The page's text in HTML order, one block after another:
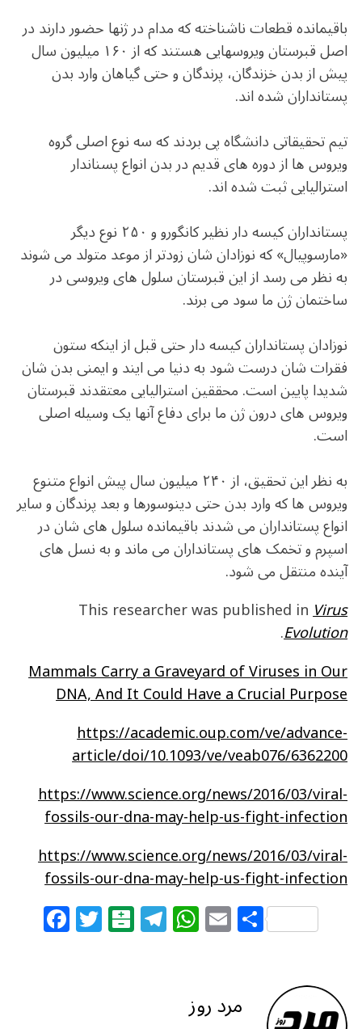
باقیمانده قطعات ناشناخته که مدام در ژنها حضور دارند در
اصل قبرستان ویروسهایی هستند که از ۱۶۰ میلیون سال
پیش از بدن خزندگان، پرندگان و حتی گیاهان وارد بدن
پستانداران شده اند.
تیم تحقیقاتی دانشگاه پی بردند که سه نوع اصلی گروه
ویروس ها از دوره های قدیم در بدن انواع پسناندار
استرالیایی ثبت شده اند.
پستانداران کیسه دار نظیر کانگورو و ۲۵۰ نوع دیگر
«مارسوپیال» که نوزادان شان زودتر از موعد متولد می شوند
به نظر می رسد از این قبرستان سلول های ویروسی در
ساختمان ژن ما سود می برند.
نوزادان پستانداران کیسه دار حتی قبل از اینکه ستون
فقرات شان درست شود به دنیا می ایند و ایمنی بدن شان
شدیدا پایین است. محققین استرالیایی معتقدند قبرستان
ویروس های درون ژن ما برای دفاع آنها یک وسیله اصلی
است.
به نظر این تحقیق، از ۲۴۰ میلیون سال پیش انواع متنوع
ویروس ها که وارد بدن حتی دینوسورها و بعد پرندگان و سایر
انواع پستانداران می شدند باقیمانده سلول های شان در
اسپرم و تخمک های پستانداران می ماند و به نسل های
آینده منتقل می شود.
This researcher was published inVirus
Evolution
.
Mammals Carry a Graveyard of Viruses in Our
DNA, And It Could Have a Crucial Purpose
https://academic.oup.com/ve/advance-
article/doi/10.1093/ve/veab076/6362200
https://www.science.org/news/2016/03/viral-
fossils-our-dna-may-help-us-fight-infection
https://www.science.org/news/2016/03/viral-
fossils-our-dna-may-help-us-fight-infection
F
a T
w B
al T
el W
h
s
E
m
l
S
h
e مرد روز